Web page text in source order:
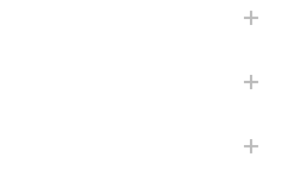
をお寄せいただき、ありが
電動アシスト自転車 20インチ 折りたたみ シングルギア 最大30km走行 型式認定 公道可能 PROVROS(プロブロス) P-201E [1年保証]